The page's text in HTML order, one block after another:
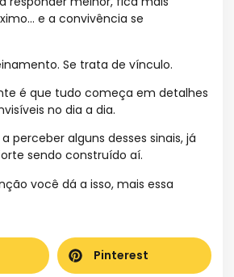
e a convivência se
Se trata de vínculo.
é que tudo começa em detalhes
no dia a dia.
perceber alguns desses sinais, já
sendo construído aí.
você dá a isso, mais essa
Pinterest